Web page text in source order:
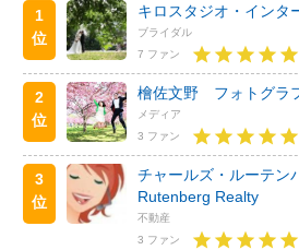
1
位
キロスタジオ・インタ
ブライダル
7 ファン
2
位
檜佐文野 フォトグラ
メディア
3 ファン
3
位
チャールズ・ルーテ
Rutenberg Realty
不動産
3 ファン